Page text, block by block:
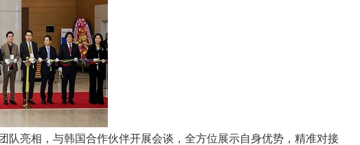
亮相，与韩国合作伙伴开展会谈，全方位展示自身优势，精准对接